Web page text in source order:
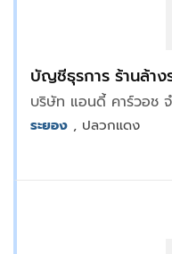
บัญชีธุรการ ร้านล้าง
บริษัท แอนดี้ คาร์วอช
ระยอง , ปลวกแดง